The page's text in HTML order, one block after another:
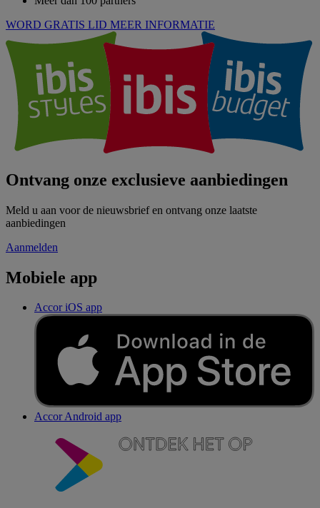
WORD GRATIS LID MEER INFORMATIE
Ontvang onze exclusieve aanbiedingen
Meld u aan voor de nieuwsbrief en ontvang onze laatste
aanbiedingen
Aanmelden
Mobiele app
Accor iOS app
Accor Android app